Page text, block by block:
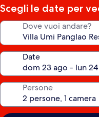
Scegli le date per
Dove vuoi andare?
Date
Persone